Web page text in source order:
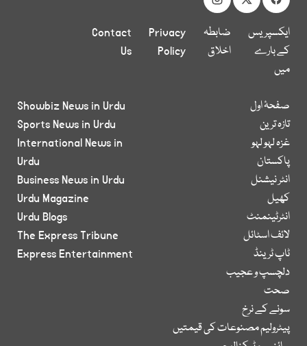
ایکسپریس
کے بارے
میں
ضابطہ
اخلاق
Privacy
Policy
Contact
Us
صفحۂ اول
تازہ ترین
غزہ لہو لہو
پاکستان
انٹر نیشنل
کھیل
انٹرٹینمنٹ
لائف اسٹائل
ٹاپ ٹرینڈ
دلچسپ و عجیب
صحت
سونے کے نرخ
پیٹرولیم مصنوعات کی قیمتیں
Showbiz News in Urdu
Sports News in Urdu
International News in
Urdu
Business News in Urdu
Urdu Magazine
Urdu Blogs
The Express Tribune
Express Entertainment